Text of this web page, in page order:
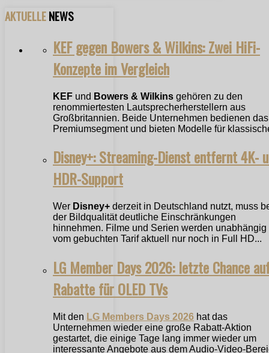
AKTUELLENEWS
KEF gegen Bowers & Wilkins: Zwei HiFi-
Konzepte im Vergleich
KEF und Bowers & Wilkins gehören zu den
renommiertesten Lautsprecherherstellern aus
Großbritannien. Beide Unternehmen bedienen das
Premiumsegment und bieten Modelle für
Disney+: Streaming-Dienst entfernt 4K-
HDR-Support
Wer Disney+ derzeit in Deutschland nutzt, muss
der Bildqualität deutliche Einschränkungen
hinnehmen. Filme und Serien werden unabhängig
vom gebuchten Tarif aktuell nur noch in Full HD...
LG Member Days 2026: letzte Chance
Rabatte für OLED TVs
Mit den LG Members Days 2026 hat das
Unternehmen wieder eine große Rabatt-Aktion
gestartet, die einige Tage lang immer wieder um
interessante Angebote aus dem Audio-Video-